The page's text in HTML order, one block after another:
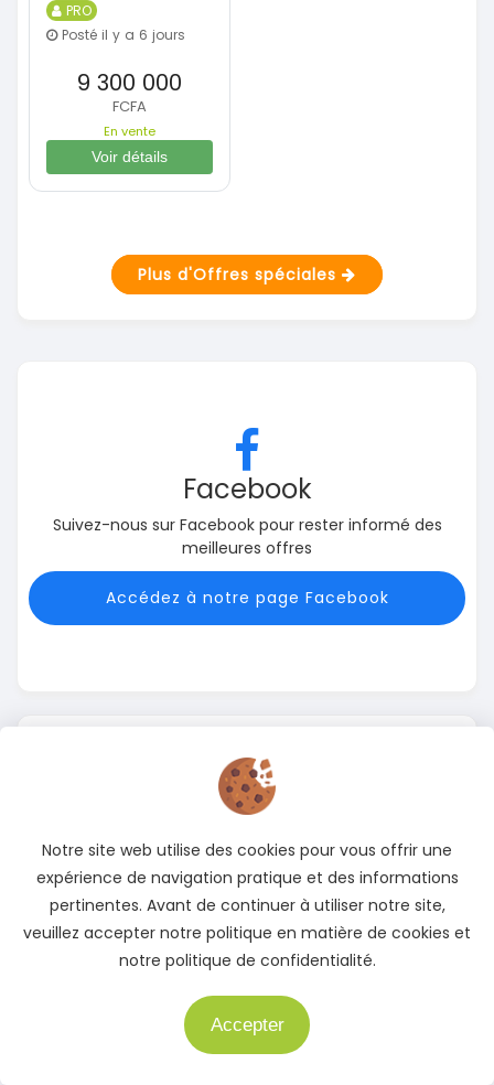
PRO
Posté il y a 6 jours
9 300 000
FCFA
En vente
Voir détails
Plus d'Offres spéciales
Facebook
Suivez-nous sur Facebook pour rester informé des
meilleures offres
Accédez à notre page Facebook
(Twitter)
Suivez-nous sur X pour rester informé des meilleures
offres
Accédez à notre page X
Notre site web utilise des cookies pour vous offrir une
expérience de navigation pratique et des informations
pertinentes. Avant de continuer à utiliser notre site,
veuillez accepter notre politique en matière de cookies et
notre politique de confidentialité.
Accepter